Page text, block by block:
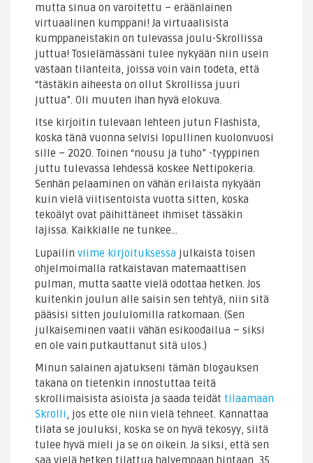
mutta sinua on varoitettu – eräänlainen
virtuaalinen kumppani! Ja virtuaalisista
kumppaneistakin on tulevassa joulu-Skrollissa
juttua! Tosielämässäni tulee nykyään niin usein
vastaan tilanteita, joissa voin vain todeta, että
“tästäkin aiheesta on ollut Skrollissa juuri
juttua”. Oli muuten ihan hyvä elokuva.
Itse kirjoitin tulevaan lehteen jutun Flashista,
koska tänä vuonna selvisi lopullinen kuolonvuosi
sille – 2020. Toinen “nousu ja tuho” -tyyppinen
juttu tulevassa lehdessä koskee Nettipokeria.
Senhän pelaaminen on vähän erilaista nykyään
kuin vielä viitisentoista vuotta sitten, koska
tekoälyt ovat päihittäneet ihmiset tässäkin
lajissa. Kaikkialle ne tunkee…
Lupailin viime kirjoituksessa julkaista toisen
ohjelmoimalla ratkaistavan matemaattisen
pulman, mutta saatte vielä odottaa hetken. Jos
kuitenkin joulun alle saisin sen tehtyä, niin sitä
pääsisi sitten joululomilla ratkomaan. (Sen
julkaiseminen vaatii vähän esikoodailua – siksi
en ole vain putkauttanut sitä ulos.)
Minun salainen ajatukseni tämän blogauksen
takana on tietenkin innostuttaa teitä
skrollimaisista asioista ja saada teidät tilaamaan
Skrolli, jos ette ole niin vielä tehneet. Kannattaa
tilata se jouluksi, koska se on hyvä tekosyy, siitä
tulee hyvä mieli ja se on oikein. Ja siksi, että sen
saa vielä hetken tilattua halvempaan hintaan, 35